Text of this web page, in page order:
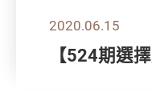
2020.06.15
【524期選